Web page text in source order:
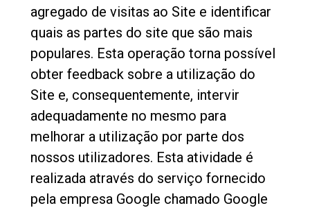
agregado de visitas ao Site e identificar
quais as partes do site que são mais
populares. Esta operação torna possível
obter feedback sobre a utilização do
Site e, consequentemente, intervir
adequadamente no mesmo para
melhorar a utilização por parte dos
nossos utilizadores. Esta atividade é
realizada através do serviço fornecido
pela empresa Google chamado Google